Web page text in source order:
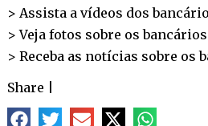
> Assista a vídeos dos
> Veja fotos sobre os
> Receba as notícias sobre os
Share